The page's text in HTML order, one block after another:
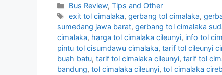
Categories
Bus Review,Tips and Other
Tags
exit tol cimalaka,gerbang tol cimalaka,
sumedang jawa barat, gerbang tol cimalaka
cimalaka, harga tol cimalaka cileunyi, info tol
pintu tol cisumdawu cimalaka, tarif tol cileunyi
buah batu, tarif tol cimalaka cileunyi, tarif tol
bandung, tol cimalaka cileunyi, tol cimalaka